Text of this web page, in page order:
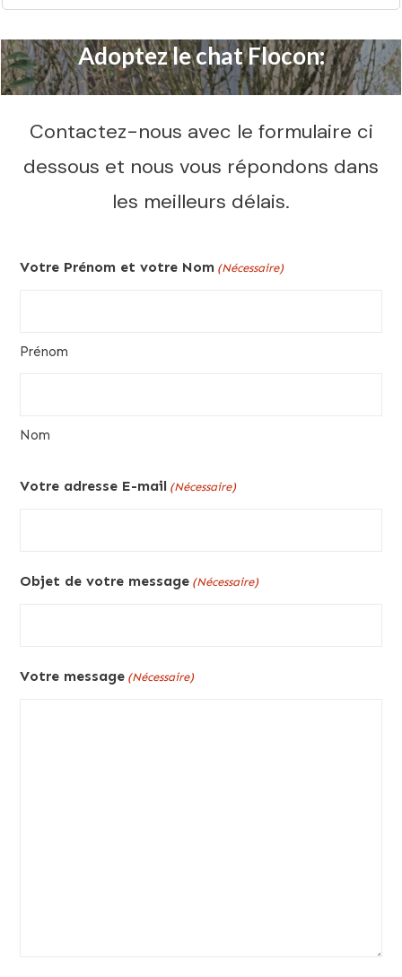
Adoptez le chat Flocon:
Contactez-nous avec le formulaire ci
dessous et nous vous répondons dans
les meilleurs délais.
Votre Prénom et votre Nom (Nécessaire)
Prénom
Nom
Votre adresse E-mail (Nécessaire)
Objet de votre message (Nécessaire)
Votre message (Nécessaire)